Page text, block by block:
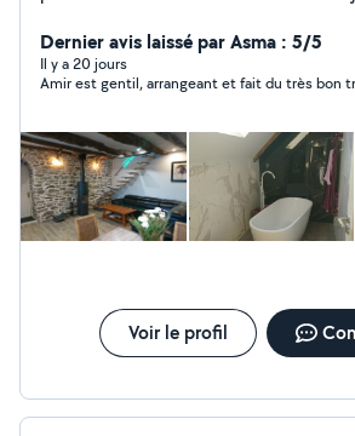
Dernier avis laissé par Asma : 5/5
Il y a 20 jours
Amir est gentil, arrangeant et fait du très bon
Voir le profil